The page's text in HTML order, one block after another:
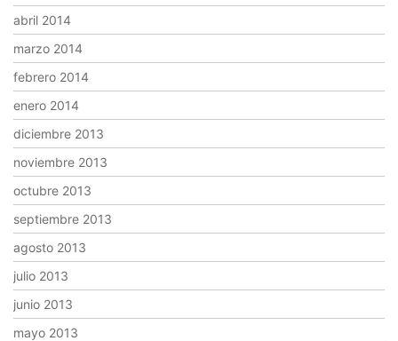
abril 2014
marzo 2014
febrero 2014
enero 2014
diciembre 2013
noviembre 2013
octubre 2013
septiembre 2013
agosto 2013
julio 2013
junio 2013
mayo 2013